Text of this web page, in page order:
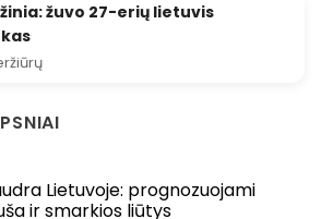
žuvo 27-erių lietuvis
Lietuvoje: prognozuojami
ir smarkios liūtys